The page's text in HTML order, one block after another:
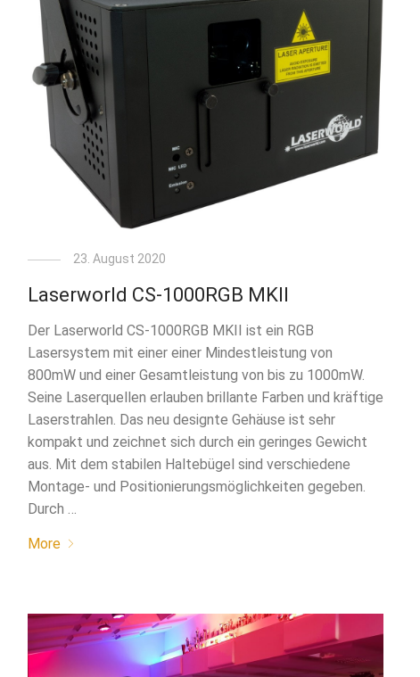
23. August 2020
Laserworld CS-1000RGB MKII
Der Laserworld CS-1000RGB MKII ist ein RGB
Lasersystem mit einer einer Mindestleistung von
800mW und einer Gesamtleistung von bis zu 1000mW.
Seine Laserquellen erlauben brillante Farben und kräftige
Laserstrahlen. Das neu designte Gehäuse ist sehr
kompakt und zeichnet sich durch ein geringes Gewicht
aus. Mit dem stabilen Haltebügel sind verschiedene
Montage- und Positionierungsmöglichkeiten gegeben.
Durch …
More